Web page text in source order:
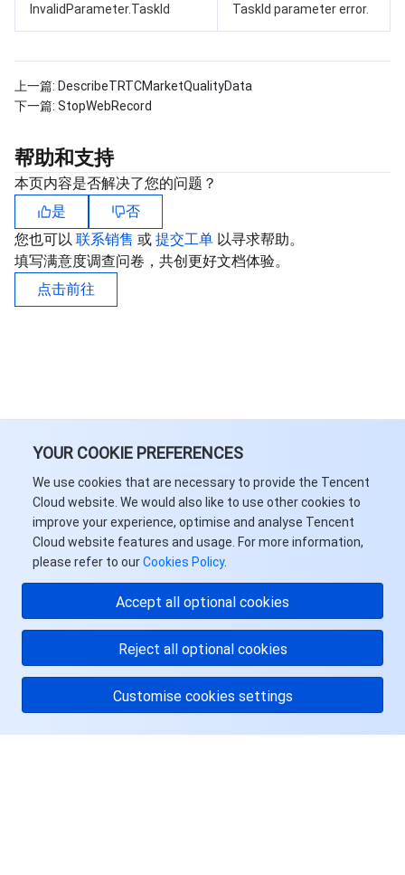
YOUR COOKIE PREFERENCES
We use cookies that are necessary to provide the Tencent
Cloud website. We would also like to use other cookies to
improve your experience, optimise and analyse Tencent
Cloud website features and usage. For more information,
please refer to ourCookies Policy.
Accept all optional cookies
Reject all optional cookies
Customise cookies settings
InvalidParameter.TaskId TaskId parameter error.
上一篇: DescribeTRTCMarketQualityData
下一篇: StopWebRecord
帮助和支持
本页内容是否解决了您的问题？
是
否
您也可以 联系销售 或 提交工单 以寻求帮助。
填写满意度调查问卷，共创更好文档体验。
点击前往